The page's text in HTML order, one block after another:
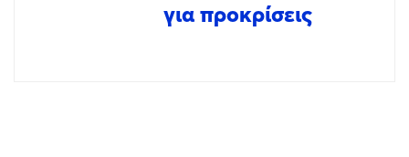
για προκρίσεις